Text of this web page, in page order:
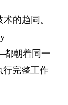
的趋同。
都朝着同一
行完整工作